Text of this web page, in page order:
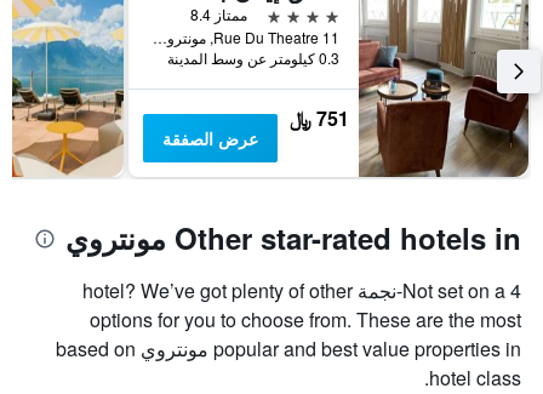
هذا
الأسبوع
خلال
آخر
3
أيام
1
محور
Y
الذي
يعرض
متوسط
سعر
غرفة
4 نجوم
ممتاز 8.4
11 Rue Du Theatre, مونتروي, كانتون فود, سويسرا
0.3 كيلومتر عن وسط المدينة
751 ﷼
عرض الصفقة
Other star-rated hotels in مونتروي
Not set on a 4-نجمة hotel? We’ve got plenty of other
options for you to choose from. These are the most
popular and best value properties in مونتروي based on
hotel class.